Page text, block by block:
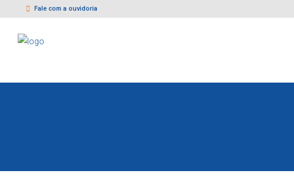
Fale com a ouvidoria